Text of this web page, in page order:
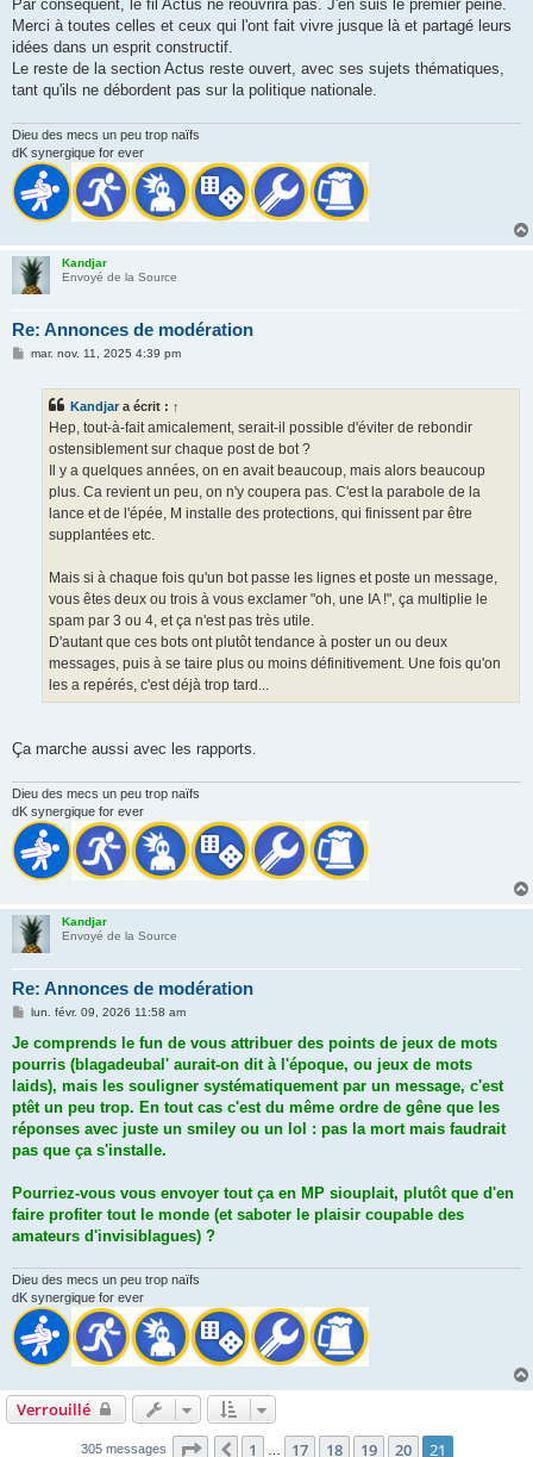
Par conséquent, le fil Actus ne réouvrira pas. J'en suis le premier peiné.
Merci à toutes celles et ceux qui l'ont fait vivre jusque là et partagé leurs
idées dans un esprit constructif.
Le reste de la section Actus reste ouvert, avec ses sujets thématiques,
tant qu'ils ne débordent pas sur la politique nationale.
Dieu des mecs un peu trop naïfs
dK synergique for ever
Kandjar
Envoyé de la Source
Re: Annonces de modération
Mmar. nov. 11, 2025 4:39 pm
Kandjar a écrit : ↑
Hep, tout-à-fait amicalement, serait-il possible d'éviter de rebondir
ostensiblement sur chaque post de bot ?
Il y a quelques années, on en avait beaucoup, mais alors beaucoup
plus. Ca revient un peu, on n'y coupera pas. C'est la parabole de la
lance et de l'épée, M installe des protections, qui finissent par être
supplantées etc.
Mais si à chaque fois qu'un bot passe les lignes et poste un message,
vous êtes deux ou trois à vous exclamer "oh, une IA !", ça multiplie le
spam par 3 ou 4, et ça n'est pas très utile.
D'autant que ces bots ont plutôt tendance à poster un ou deux
messages, puis à se taire plus ou moins définitivement. Une fois qu'on
les a repérés, c'est déjà trop tard...
Ça marche aussi avec les rapports.
Dieu des mecs un peu trop naïfs
dK synergique for ever
Kandjar
Envoyé de la Source
Re: Annonces de modération
M
s
a
g
lun. févr. 09, 2026 11:58 am
Je comprends le fun de vous attribuer des points de jeux de mots
pourris (blagadeubal' aurait-on dit à l'époque, ou jeux de mots
laids), mais les souligner systématiquement par un message, c'est
ptêt un peu trop. En tout cas c'est du même ordre de gêne que les
réponses avec juste un smiley ou un lol : pas la mort mais faudrait
pas que ça s'installe.
Pourriez-vous vous envoyer tout ça en MP siouplait, plutôt que d'en
faire profiter tout le monde (et saboter le plaisir coupable des
amateurs d'invisiblagues) ?
Dieu des mecs un peu trop naïfs
dK synergique for ever
Verrouillé
305 messages Page 21 sur 21
Précédent
1 17 18 19 20 21